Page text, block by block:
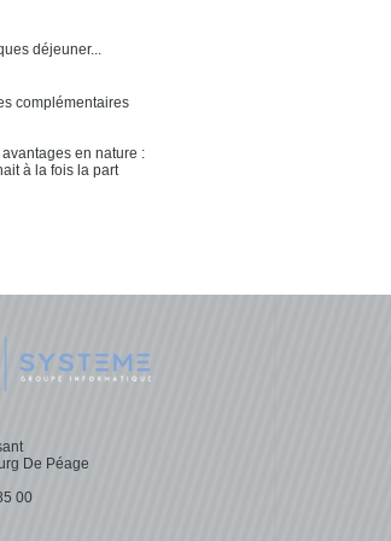
déjeuner...
complémentaires
en nature :
à la fois la part
De Péage
00